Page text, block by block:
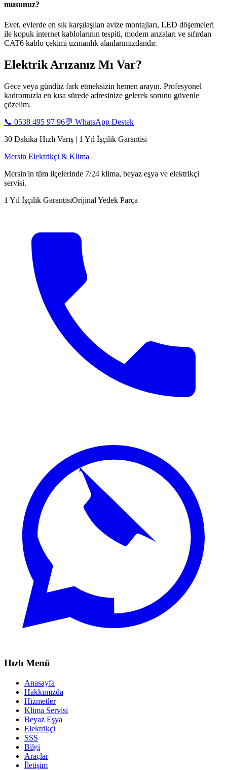
musunuz?
Evet, evlerde en sık karşılaşılan avize montajları, LED döşemeleri
ile kopuk internet kablolarının tespiti, modem arızaları ve sıfırdan
CAT6 kablo çekimi uzmanlık alanlarımızdandır.
Elektrik Arızanız Mı Var?
Gece veya gündüz fark etmeksizin hemen arayın. Profesyonel
kadromuzla en kısa sürede adresinize gelerek sorunu güvenle
çözelim.
📞 0538 495 97 96💬 WhatsApp Destek
30 Dakika Hızlı Varış | 1 Yıl İşçilik Garantisi
Mersin Elektrikçi & Klima
Mersin'in tüm ilçelerinde 7/24 klima, beyaz eşya ve elektrikçi
servisi.
1 Yıl İşçilik GarantisiOrijinal Yedek Parça
Hızlı Menü
Anasayfa
Hakkımızda
Hizmetler
Klima Servisi
Beyaz Eşya
Elektrikçi
SSS
Bilgi
Araçlar
İletişim